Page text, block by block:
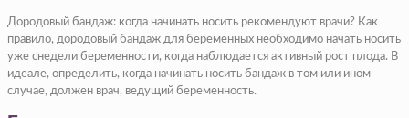
Дородовый бандаж: когда начинать носить рекомендуют врачи? Как
правило, дородовый бандаж для беременных необходимо начать носить
уже снедели беременности, когда наблюдается активный рост плода. В
идеале, определить, когда начинать носить бандаж в том или ином
случае, должен врач, ведущий беременность.